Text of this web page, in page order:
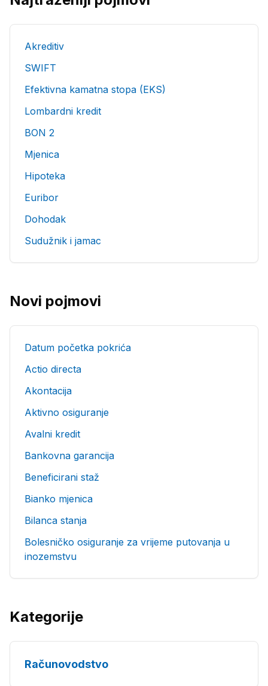
Akreditiv
SWIFT
Efektivna kamatna stopa (EKS)
Lombardni kredit
BON 2
Mjenica
Hipoteka
Euribor
Dohodak
Sudužnik i jamac
Novi pojmovi
Datum početka pokrića
Actio directa
Akontacija
Aktivno osiguranje
Avalni kredit
Bankovna garancija
Beneficirani staž
Bianko mjenica
Bilanca stanja
Bolesničko osiguranje za vrijeme putovanja u
inozemstvu
Kategorije
Računovodstvo